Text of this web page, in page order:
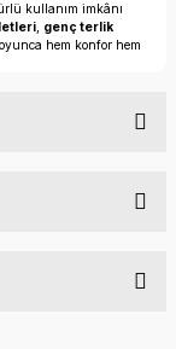
kullanım imkânı
genç terlik
hem konfor hem